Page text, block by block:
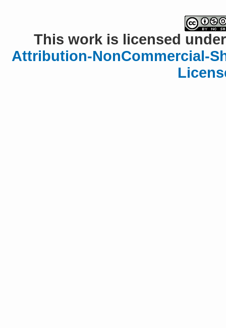
This work is licensed
Attribution-NonCommercial-